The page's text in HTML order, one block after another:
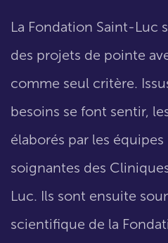
La Fondation Saint-Luc
des projets de pointe
comme seul critère.
besoins se font sentir,
élaborés par les
soignantes des
Luc. Ils sont ensuite
scientifique de la